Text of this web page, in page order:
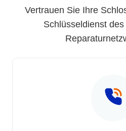
Vertrauen Sie Ihre
Schlüsseldienst